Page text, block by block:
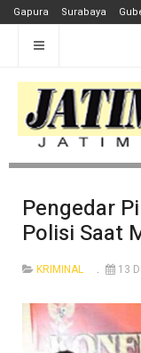
Gapura Surabaya
Pengedar
Polisi Saat
KRIMINAL 13